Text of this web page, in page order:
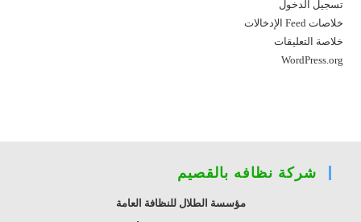
تسجيل الدخول
خلاصات Feed الإدخالات
خلاصة التعليقات
WordPress.org
شركة نظافه بالقصيم
مؤسسة الطلال للنظافة العامة